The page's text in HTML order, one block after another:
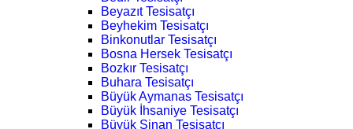
Beyazıt Tesisatçı
Beyhekim Tesisatçı
Binkonutlar Tesisatçı
Bosna Hersek Tesisatçı
Bozkır Tesisatçı
Buhara Tesisatçı
Büyük Aymanas Tesisatçı
Büyük İhsaniye Tesisatçı
Büyük Sinan Tesisatçı